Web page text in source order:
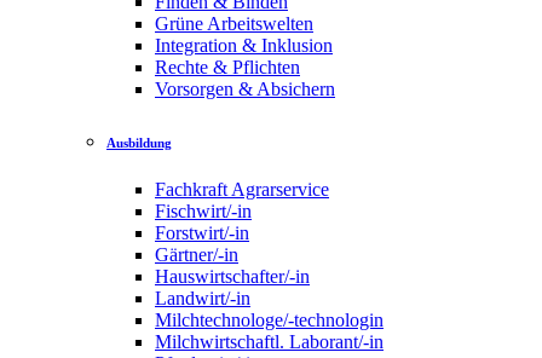
Grüne Arbeitswelten
Integration & Inklusion
Rechte & Pflichten
Vorsorgen & Absichern
Ausbildung
Fachkraft Agrarservice
Fischwirt/-in
Forstwirt/-in
Gärtner/-in
Hauswirtschafter/-in
Landwirt/-in
Milchtechnologe/-technologin
Milchwirtschaftl. Laborant/-in